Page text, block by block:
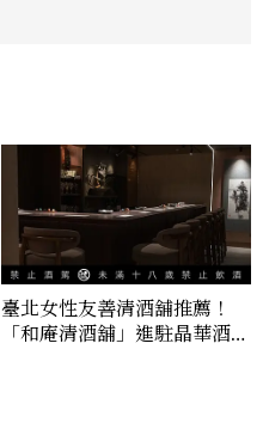
臺北女性友善清酒舖推薦！
「和庵清酒舖」進駐晶華酒